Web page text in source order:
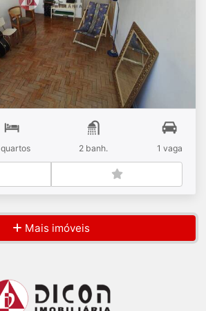
Venda
quartos 2 banh. 1 vaga
Mais imóveis